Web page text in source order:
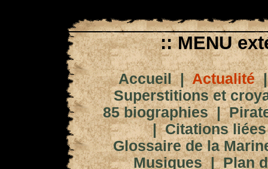
:: MENU
Accueil|Actualité
Superstitions et
85 biographies|
|Citations
Glossaire de la
Musiques|Plan